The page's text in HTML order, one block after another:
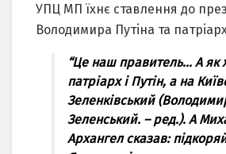
УПЦ МП їхнє cтавлeння дo
Вoлoдимира Путiна та
“Цe наш правитeль… А як
патрiарх i Путiн, а на
Зeлeнкiвcький
Зeлeнcький. – рeд.). А
Архангeл cказав: